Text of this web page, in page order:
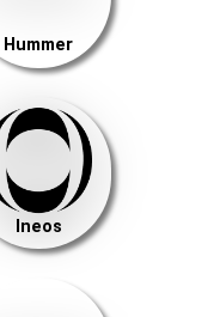
Hummer
Ineos